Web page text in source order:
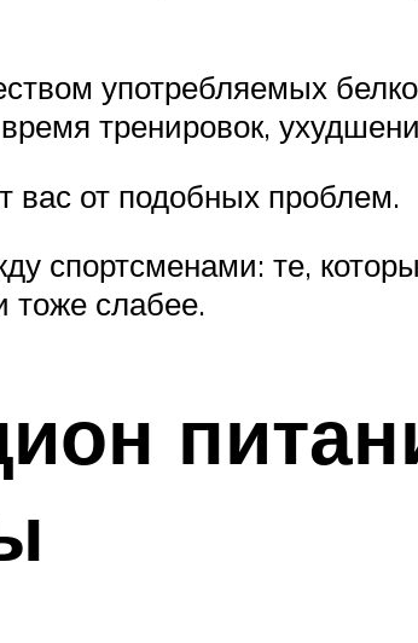
употребляемых
тренировок,
вас от подобных проблем.
спортсменами: те,
тоже слабее.